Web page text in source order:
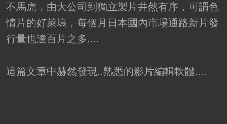
不馬虎，由大公司到獨立製片井然有序，可謂色
情片的好萊塢，每個月日本國內市場通路新片發
行量也達百片之多....
這篇文章中赫然發現..熟悉的影片編輯軟體....